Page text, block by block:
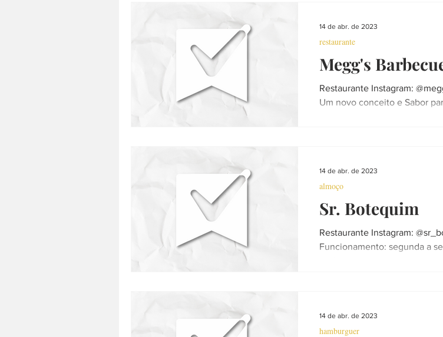
Megg's
Restaurante Instagram:
Um novo conceito e Sabor
restaurante
14 de abr. de 2023
Sr. Botequim
Restaurante Instagram:
Funcionamento: segunda a
almoço
14 de abr. de 2023
hamburguer
14 de abr. de 2023